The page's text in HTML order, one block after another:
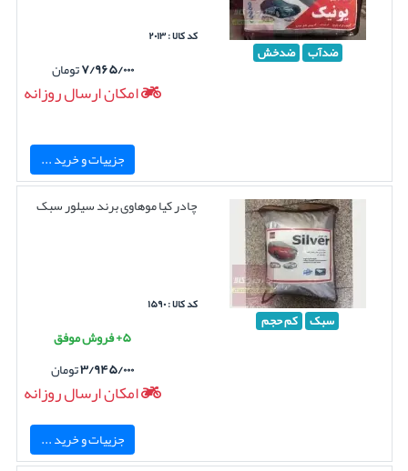
ضدآب ضدخش
کد کالا : ۲۰۱۳
۷/۹۶۵/۰۰۰تومان
امکان ارسال روزانه
جزییات و خرید ...
سبک کم حجم
چادر کیا موهاوی برند سیلور سبک
کد کالا : ۱۵۹۰
۵+ فروش موفق
۳/۹۴۵/۰۰۰تومان
امکان ارسال روزانه
جزییات و خرید ...